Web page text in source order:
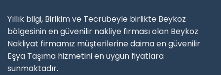
Yıllık bilgi, Birikim ve Tecrübeyle birlikte Beykoz
bölgesinin en güvenilir nakliye firması olan Beykoz
Nakliyat firmamız müşterilerine daima en güvenilir
Eşya Taşıma hizmetini en uygun fiyatlara
sunmaktadır.